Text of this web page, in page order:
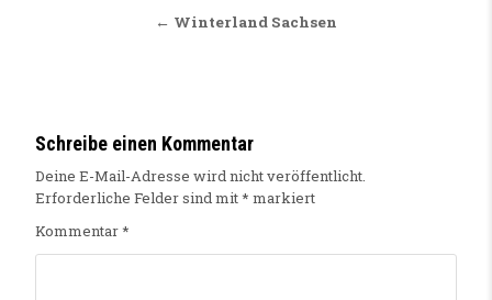
← Winterland Sachsen
Schreibe einen Kommentar
Deine E-Mail-Adresse wird nicht veröffentlicht.
Erforderliche Felder sind mit* markiert
Kommentar*